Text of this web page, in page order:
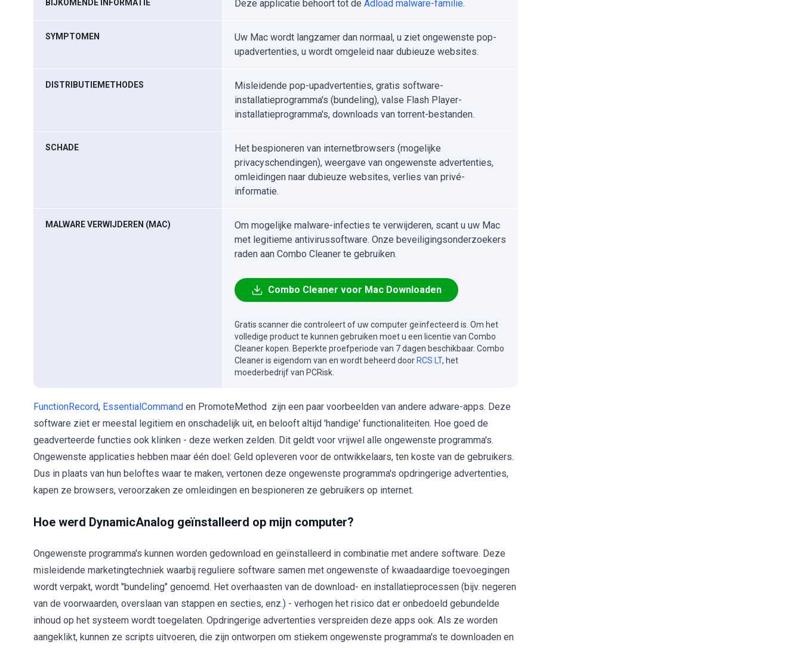
BIJKOMENDE INFORMATIE Deze applicatie behoort tot de Adload malware-familie.
SYMPTOMEN
Uw Mac wordt langzamer dan normaal, u ziet ongewenste pop-
upadvertenties, u wordt omgeleid naar dubieuze websites.
DISTRIBUTIEMETHODES
Misleidende pop-upadvertenties, gratis software-
installatieprogramma's (bundeling), valse Flash Player-
installatieprogramma's, downloads van torrent-bestanden.
SCHADE
Het bespioneren van internetbrowsers (mogelijke
privacyschendingen), weergave van ongewenste advertenties,
omleidingen naar dubieuze websites, verlies van privé-
informatie.
MALWARE VERWIJDEREN (MAC)
Om mogelijke malware-infecties te verwijderen, scant u uw Mac
met legitieme antivirussoftware. Onze beveiligingsonderzoekers
raden aan Combo Cleaner te gebruiken.
Combo Cleaner voor Mac Downloaden
Gratis scanner die controleert of uw computer geïnfecteerd is. Om het
volledige product te kunnen gebruiken moet u een licentie van Combo
Cleaner kopen. Beperkte proefperiode van 7 dagen beschikbaar. Combo
Cleaner is eigendom van en wordt beheerd door RCS LT, het
moederbedrijf van PCRisk.
FunctionRecord, EssentialCommand en PromoteMethod zijn een paar voorbeelden van andere adware-apps. Deze
software ziet er meestal legitiem en onschadelijk uit, en belooft altijd 'handige' functionaliteiten. Hoe goed de
geadverteerde functies ook klinken - deze werken zelden. Dit geldt voor vrijwel alle ongewenste programma's.
Ongewenste applicaties hebben maar één doel: Geld opleveren voor de ontwikkelaars, ten koste van de gebruikers.
Dus in plaats van hun beloftes waar te maken, vertonen deze ongewenste programma's opdringerige advertenties,
kapen ze browsers, veroorzaken ze omleidingen en bespioneren ze gebruikers op internet.
Hoe werd DynamicAnalog geïnstalleerd op mijn computer?
Ongewenste programma's kunnen worden gedownload en geïnstalleerd in combinatie met andere software. Deze
misleidende marketingtechniek waarbij reguliere software samen met ongewenste of kwaadaardige toevoegingen
wordt verpakt, wordt "bundeling" genoemd. Het overhaasten van de download- en installatieprocessen (bijv. negeren
van de voorwaarden, overslaan van stappen en secties, enz.) - verhogen het risico dat er onbedoeld gebundelde
inhoud op het systeem wordt toegelaten. Opdringerige advertenties verspreiden deze apps ook. Als ze worden
aangeklikt, kunnen ze scripts uitvoeren, die zijn ontworpen om stiekem ongewenste programma's te downloaden en